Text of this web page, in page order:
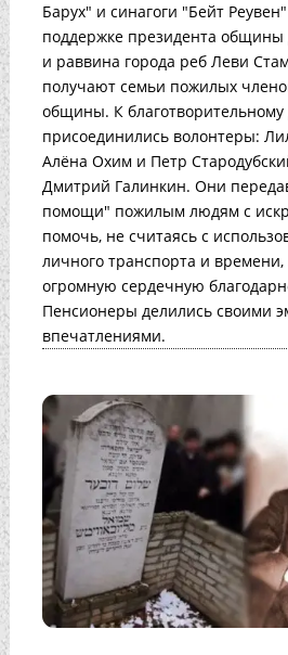
Барух" и синагоги "Бейт
поддержке президента
и раввина города реб Леви
получают семьи пожилых
общины. К
присоединились волонтеры:
Алёна Охим и Петр
Дмитрий Галинкин. Они
помощи" пожилым людям с
помочь, не считаясь с
личного транспорта и времени,
огромную сердечную
Пенсионеры делились своими
впечатлениями.